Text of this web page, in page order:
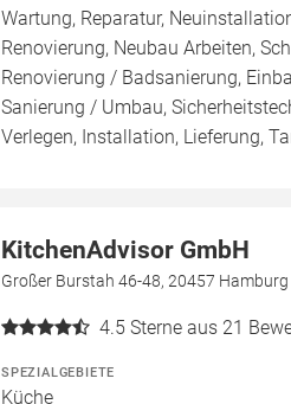
Wartung, Reparatur,
Renovierung, Neubau Arbeiten,
Renovierung / Badsanierung,
Sanierung / Umbau,
Verlegen, Installation, Lieferung,
KitchenAdvisor GmbH
Großer Burstah 46-48, 20457
4.5 Sterne aus 21
SPEZIALGEBIETE
Küche